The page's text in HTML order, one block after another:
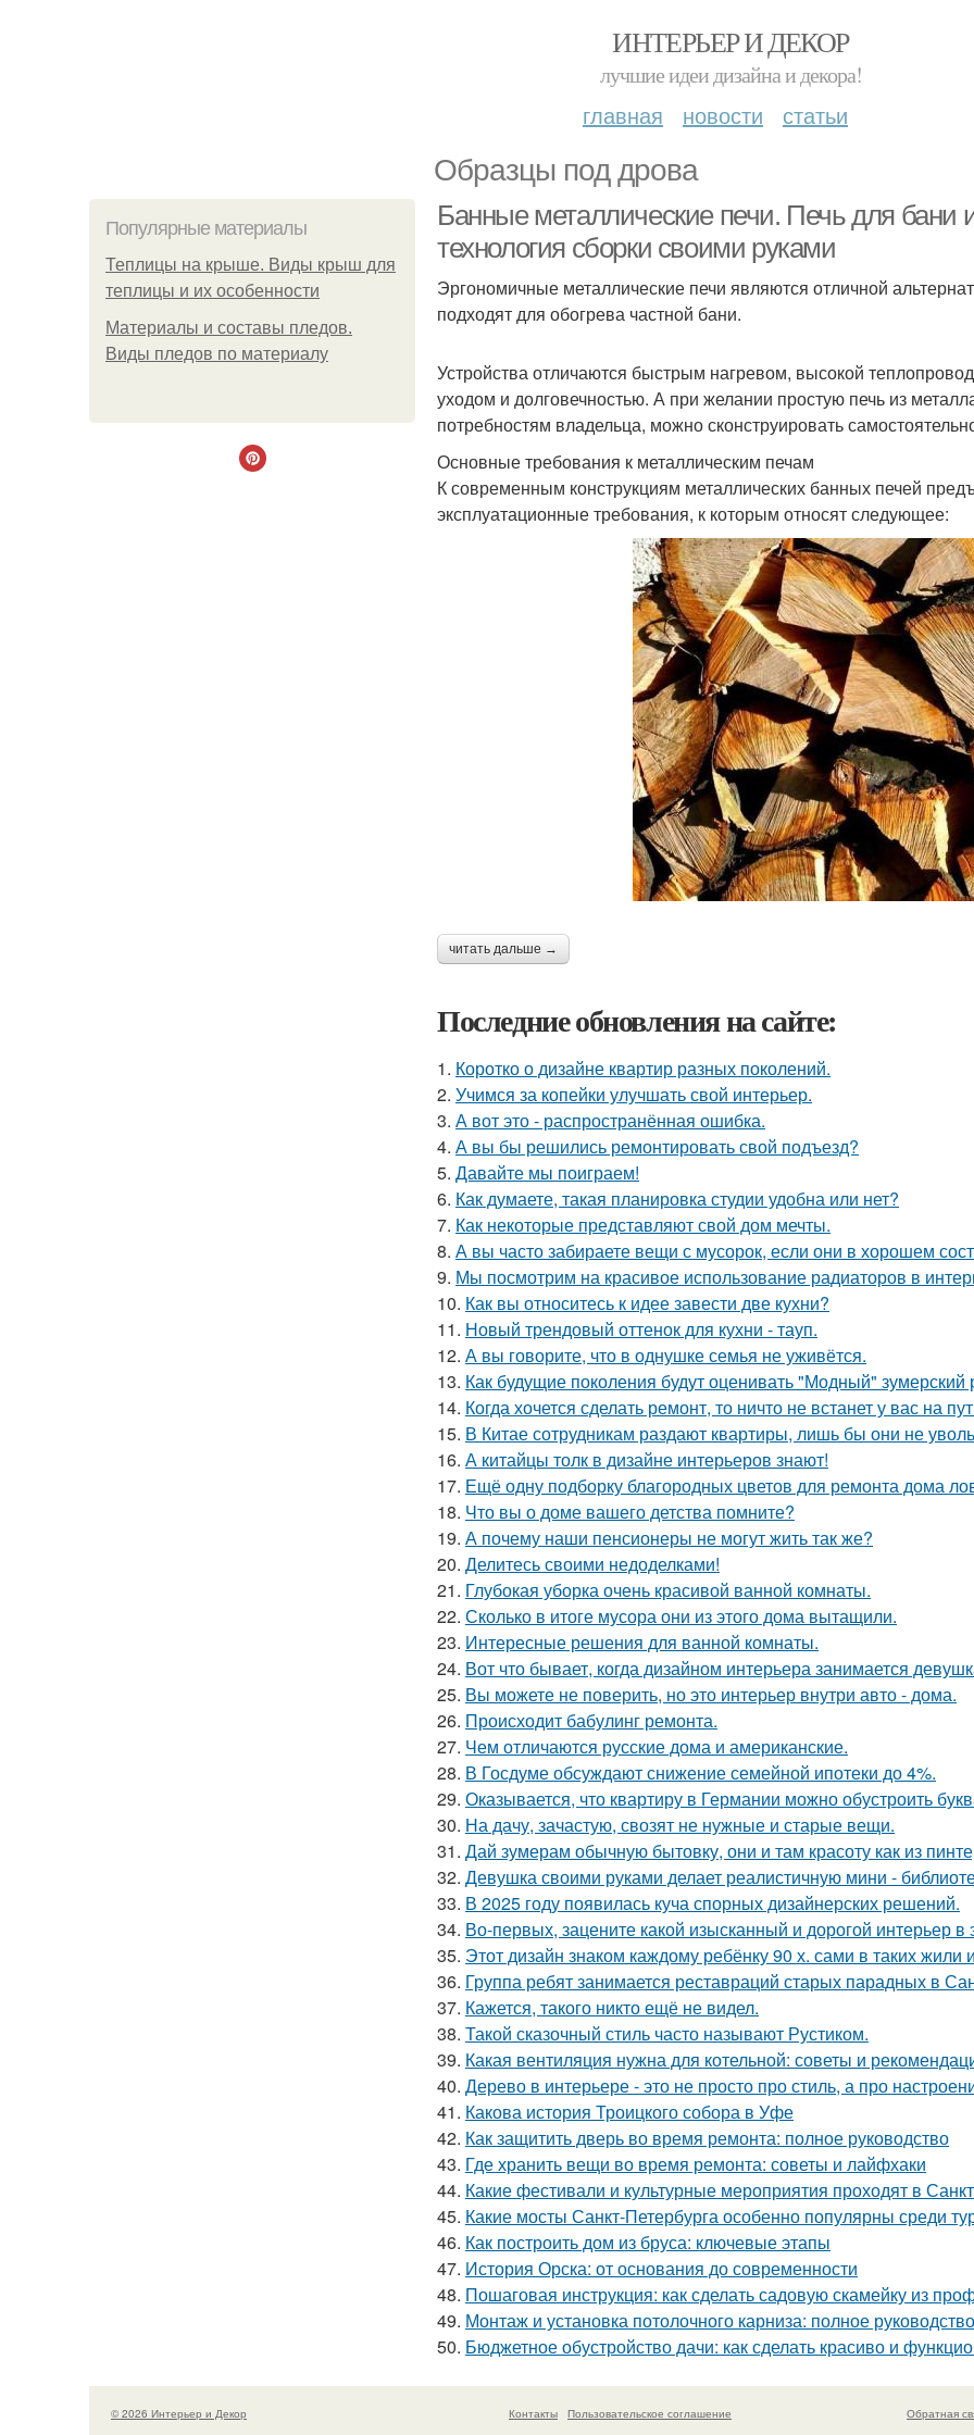
ИНТЕРЬЕР И ДЕКОР
лучшие идеи дизайна и декора!
главная новости статьи
Образцы под дрова
Популярные материалы
Теплицы на крыше. Виды крыш для
теплицы и их особенности
Материалы и составы пледов.
Виды пледов по материалу
Банные металлические печи. Печь для бани
технология сборки своими руками
Эргономичные металлические печи являются отличной
подходят для обогрева частной бани.
Устройства отличаются быстрым нагревом, высокой
уходом и долговечностью. А при желании простую печь из
потребностям владельца, можно сконструировать
Основные требования к металлическим печам
К современным конструкциям металлических банных печей
эксплуатационные требования, к которым относят следующее:
читать дальше →
Последние обновления на сайте:
1. Коротко о дизайне квартир разных поколений.
2. Учимся за копейки улучшать свой интерьер.
3. А вот это - распространённая ошибка.
4. А вы бы решились ремонтировать свой подъезд?
5. Давайте мы поиграем!
6. Как думаете, такая планировка студии удобна или нет?
7. Как некоторые представляют свой дом мечты.
8. А вы часто забираете вещи с мусорок, если они в хорошем
9. Мы посмотрим на красивое использование радиаторов в
10. Как вы относитесь к идее завести две кухни?
11. Новый трендовый оттенок для кухни - тауп.
12. А вы говорите, что в однушке семья не уживётся.
13. Как будущие поколения будут оценивать "Модный" зумерский
14. Когда хочется сделать ремонт, то ничто не встанет у вас на
15. В Китае сотрудникам раздают квартиры, лишь бы они не
16. А китайцы толк в дизайне интерьеров знают!
17. Ещё одну подборку благородных цветов для ремонта дома
18. Что вы о доме вашего детства помните?
19. А почему наши пенсионеры не могут жить так же?
20. Делитесь своими недоделками!
21. Глубокая уборка очень красивой ванной комнаты.
22. Сколько в итоге мусора они из этого дома вытащили.
23. Интересные решения для ванной комнаты.
24. Вот что бывает, когда дизайном интерьера занимается
25. Вы можете не поверить, но это интерьер внутри авто - дома.
26. Происходит бабулинг ремонта.
27. Чем отличаются русские дома и американские.
28. В Госдуме обсуждают снижение семейной ипотеки до 4%.
29. Оказывается, что квартиру в Германии можно обустроить
30. На дачу, зачастую, свозят не нужные и старые вещи.
31. Дай зумерам обычную бытовку, они и там красоту как из
32. Девушка своими руками делает реалистичную мини -
33. В 2025 году появилась куча спорных дизайнерских решений.
34. Во-первых, зацените какой изысканный и дорогой интерьер в
35. Этот дизайн знаком каждому ребёнку 90 х. сами в таких жили
36. Группа ребят занимается реставраций старых парадных в
37. Кажется, такого никто ещё не видел.
38. Такой сказочный стиль часто называют Рустиком.
39. Какая вентиляция нужна для котельной: советы и
40. Дерево в интерьере - это не просто про стиль, а про
41. Какова история Троицкого собора в Уфе
42. Как защитить дверь во время ремонта: полное руководство
43. Где хранить вещи во время ремонта: советы и лайфхаки
44. Какие фестивали и культурные мероприятия проходят в
45. Какие мосты Санкт-Петербурга особенно популярны среди
46. Как построить дом из бруса: ключевые этапы
47. История Орска: от основания до современности
48. Пошаговая инструкция: как сделать садовую скамейку из
49. Монтаж и установка потолочного карниза: полное
50. Бюджетное обустройство дачи: как сделать красиво и
© 2026 Интерьер и Декор Контакты
Пользовательское соглашение
Обратная